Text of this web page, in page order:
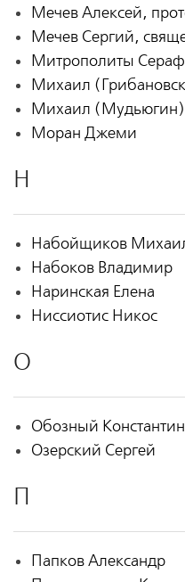
Мечев Алексей,
Мечев Сергий,
Митрополиты
Михаил
Михаил
Моран Джеми
Н
Набойщиков
Набоков Владимир
Наринская Елена
Ниссиотис Никос
О
Обозный Константин
Озерский Сергей
П
Папков Александр